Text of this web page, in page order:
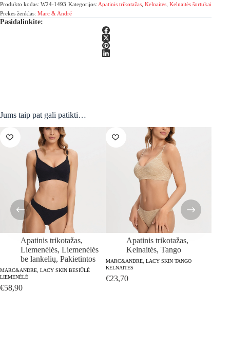
Produkto kodas: W24-1493 Kategorijos: Apatinis trikotažas Kelnaitės Kelnaitės šortukai
Prekės ženklas: Marc & André
Pasidalinkite:
Jums taip pat gali patikti…
Apatinis trikotažas,
Liemenėlės, Liemenėlės
be lankelių, Pakietintos
MARC&ANDRE, LACY SKIN BESIŪLĖ
LIEMENĖLĖ
€58,90
Apatinis trikotažas,
Kelnaitės,Tango
MARC&ANDRE, LACY SKIN TANGO
KELNAITĖS
€23,70